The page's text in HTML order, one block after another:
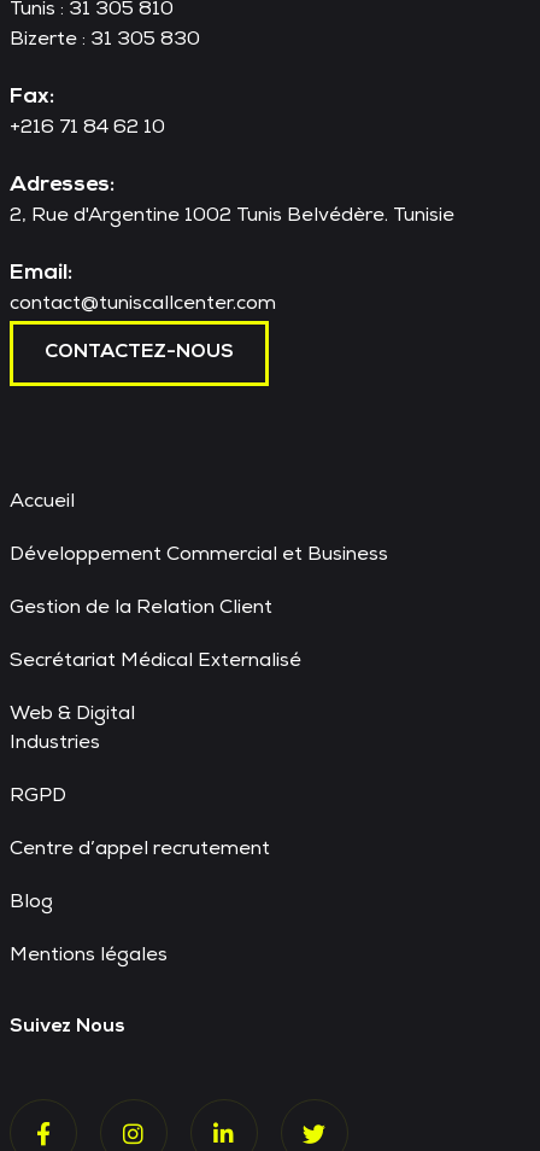
Tunis : 31 305 810
Bizerte : 31 305 830
Fax:
+216 71 84 62 10
Adresses:
2, Rue d'Argentine 1002 Tunis Belvédère. Tunisie
Email:
contact@tuniscallcenter.com
CONTACTEZ-NOUS
Accueil
Développement Commercial et Business
Gestion de la Relation Client
Secrétariat Médical Externalisé
Web & Digital
Industries
RGPD
Centre d’appel recrutement
Blog
Mentions légales
Suivez Nous